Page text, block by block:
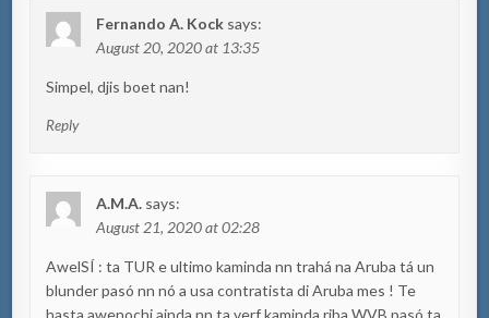
Fernando A. Kock says:
August 20, 2020 at 13:35
Simpel, djis boet nan!
Reply
A.M.A. says:
August 21, 2020 at 02:28
AwelSÍ : ta TUR e ultimo kaminda nn trahá na Aruba tá un
blunder pasó nn nó a usa contratista di Aruba mes ! Te
hasta awenochi ainda nn ta verf kaminda riba WVB pasó ta